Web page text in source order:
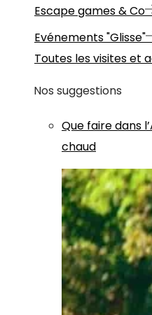
Escape games & Co
Evénements "Glisse"
Toutes les visites et
Nos suggestions
Que faire dans
chaud